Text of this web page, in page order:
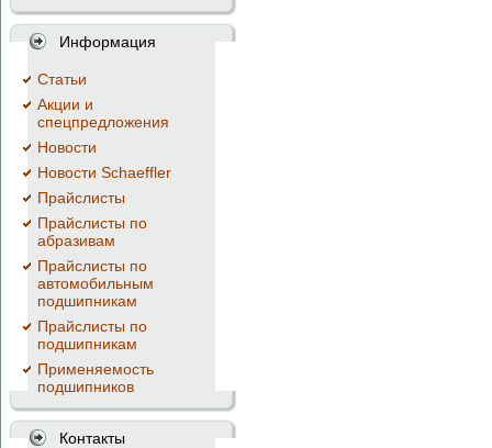
Информация
Cтатьи
Акции и
спецпредложения
Новости
Новости Schaeffler
Прайслисты
Прайслисты по
абразивам
Прайслисты по
автомобильным
подшипникам
Прайслисты по
подшипникам
Применяемость
подшипников
Контакты